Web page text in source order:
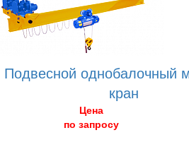
Подвесной однобалочный
кран
Цена
по запросу